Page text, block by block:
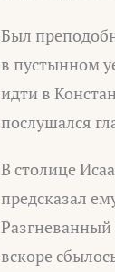
Был
в пустынном
идти в
послушался
В столице
предсказал
Разгневанный
вскоре